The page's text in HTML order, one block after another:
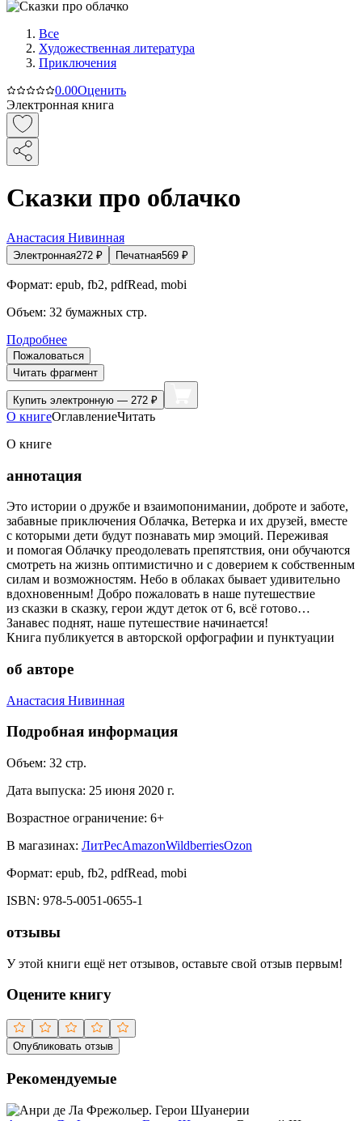
Все
Художественная литература
Приключения
0.00Оценить
Электронная книга
Сказки про облачко
Анастасия Нивинная
Электронная272 ₽ Печатная569 ₽
Формат: epub, fb2, pdfRead, mobi
Объем: 32 бумажных стр.
Подробнее
Пожаловаться
Читать фрагмент
Купить электронную — 272 ₽
О книгеОглавлениеЧитать
О книге
аннотация
Это истории о дружбе и взаимопонимании, доброте и заботе,
забавные приключения Облачка, Ветерка и их друзей, вместе
с которыми дети будут познавать мир эмоций. Переживая
и помогая Облачку преодолевать препятствия, они обучаются
смотреть на жизнь оптимистично и с доверием к собственным
силам и возможностям. Небо в облаках бывает удивительно
вдохновенным! Добро пожаловать в наше путешествие
из сказки в сказку, герои ждут деток от 6, всё готово…
Занавес поднят, наше путешествие начинается!
Книга публикуется в авторской орфографии и пунктуации
об авторе
Анастасия Нивинная
Подробная информация
Объем: 32 стр.
Дата выпуска: 25 июня 2020 г.
Возрастное ограничение: 6+
В магазинах: ЛитРесAmazonWildberriesOzon
Формат: epub, fb2, pdfRead, mobi
ISBN: 978-5-0051-0655-1
отзывы
У этой книги ещё нет отзывов, оставьте свой отзыв первым!
Оцените книгу
Опубликовать отзыв
Рекомендуемые